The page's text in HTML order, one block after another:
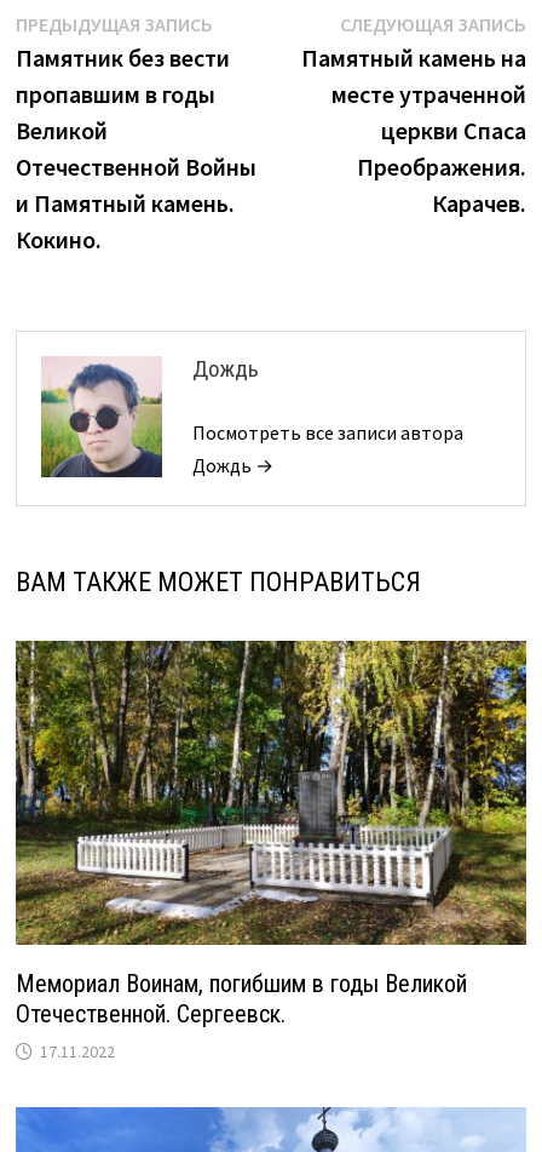
Навигация
по
записям
ПРЕДЫДУЩАЯ ЗАПИСЬПредыдущая
запись:
Памятник без вести
пропавшим в годы
Великой
Отечественной Войны
и Памятный камень.
Кокино.
СЛЕДУЮЩАЯ ЗАПИСЬ
Памятный камень на
месте утраченной
церкви Спаса
Преображения.
Карачев.
Дождь
Посмотреть все записи автора
Дождь →
ВАМ ТАКЖЕ МОЖЕТ ПОНРАВИТЬСЯ
Мемориал Воинам, погибшим в годы Великой
Отечественной. Сергеевск.
17.11.2022